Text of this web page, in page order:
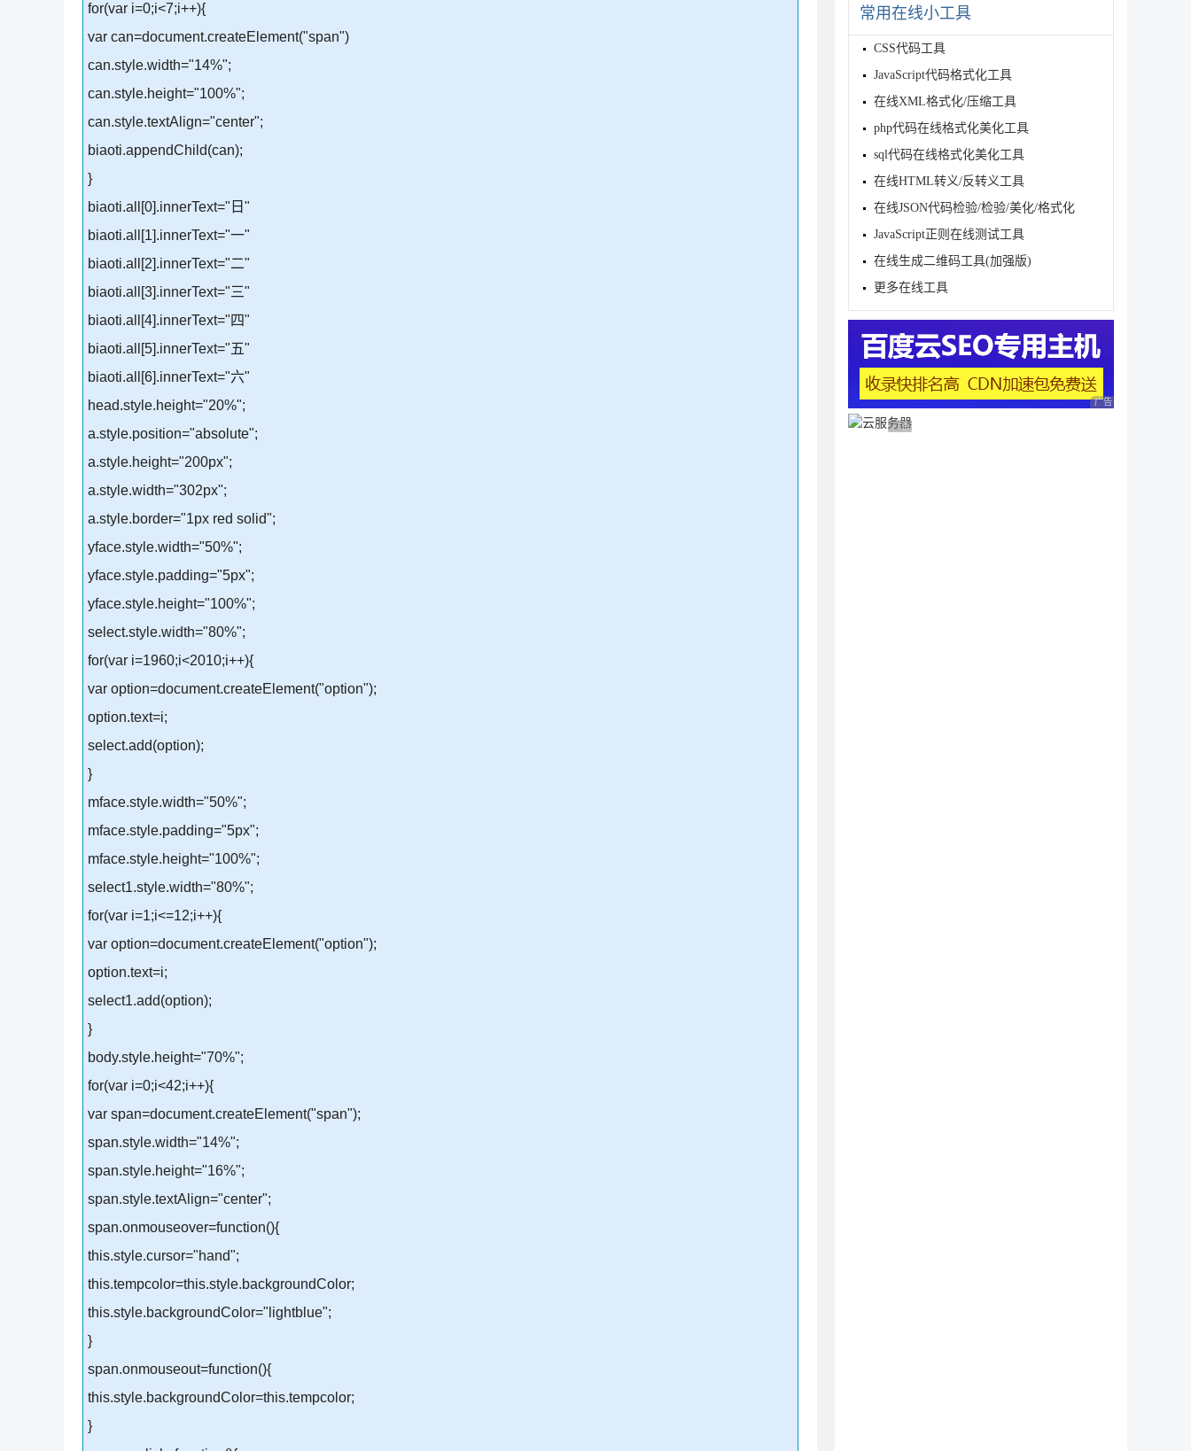
for(var i=0;i<7;i++){
var can=document.createElement("span")
can.style.width="14%";
can.style.height="100%";
can.style.textAlign="center";
biaoti.appendChild(can);
}
biaoti.all[0].innerText="日"
biaoti.all[1].innerText="一"
biaoti.all[2].innerText="二"
biaoti.all[3].innerText="三"
biaoti.all[4].innerText="四"
biaoti.all[5].innerText="五"
biaoti.all[6].innerText="六"
head.style.height="20%";
a.style.position="absolute";
a.style.height="200px";
a.style.width="302px";
a.style.border="1px red solid";
yface.style.width="50%";
yface.style.padding="5px";
yface.style.height="100%";
select.style.width="80%";
for(var i=1960;i<2010;i++){
var option=document.createElement("option");
option.text=i;
select.add(option);
}
mface.style.width="50%";
mface.style.padding="5px";
mface.style.height="100%";
select1.style.width="80%";
for(var i=1;i<=12;i++){
var option=document.createElement("option");
option.text=i;
select1.add(option);
}
body.style.height="70%";
for(var i=0;i<42;i++){
var span=document.createElement("span");
span.style.width="14%";
span.style.height="16%";
span.style.textAlign="center";
span.onmouseover=function(){
this.style.cursor="hand";
this.tempcolor=this.style.backgroundColor;
this.style.backgroundColor="lightblue";
}
span.onmouseout=function(){
this.style.backgroundColor=this.tempcolor;
}
常用在线小工具
CSS代码工具
JavaScript代码格式化工具
在线XML格式化/压缩工具
php代码在线格式化美化工具
sql代码在线格式化美化工具
在线HTML转义/反转义工具
在线JSON代码检验/检验/美化/格式化
JavaScript正则在线测试工具
在线生成二维码工具(加强版)
更多在线工具
广告 商业广告，理性
广告 商业广告，理性选择